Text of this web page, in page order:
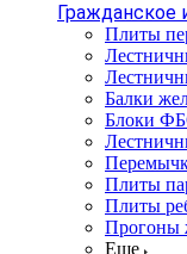
Гражданское
Плиты
Балки
Блоки
Плиты
Плиты
Прогоны
Еще